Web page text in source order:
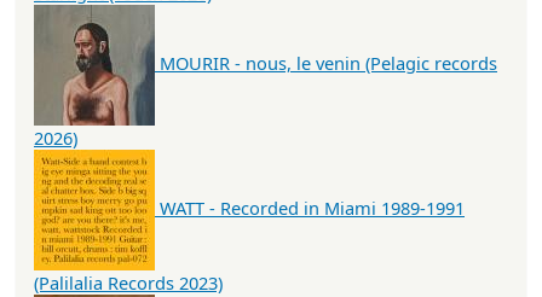
MOURIR - nous, le venin (Pelagic records
2026)
WATT - Recorded in Miami 1989-1991
(Palilalia Records 2023)